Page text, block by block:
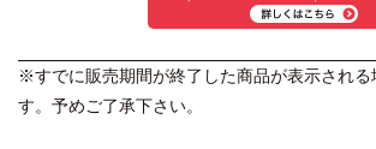
※すでに販売期間が終了した商品が表示される
す。予めご了承下さい。